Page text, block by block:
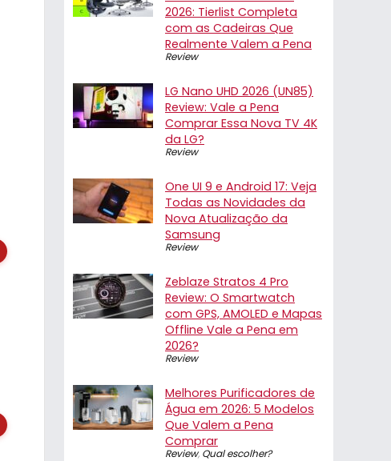
2026: Tierlist Completa
com as Cadeiras Que
Realmente Valem a Pena
Review
LG Nano UHD 2026 (UN85)
Review: Vale a Pena
Comprar Essa Nova TV 4K
da LG?
Review
One UI 9 e Android 17: Veja
Todas as Novidades da
Nova Atualização da
Samsung
Review
Zeblaze Stratos 4 Pro
Review: O Smartwatch
com GPS, AMOLED e Mapas
Offline Vale a Pena em
2026?
Review
Melhores Purificadores de
Água em 2026: 5 Modelos
Que Valem a Pena
Comprar
Review, Qual escolher?